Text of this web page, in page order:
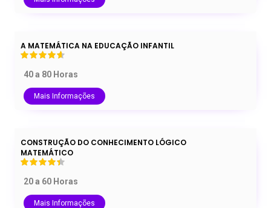
A MATEMÁTICA NA EDUCAÇÃO INFANTIL
40 a 80 Horas
Mais Informações
CONSTRUÇÃO DO CONHECIMENTO LÓGICO
MATEMÁTICO
20 a 60 Horas
Mais Informações